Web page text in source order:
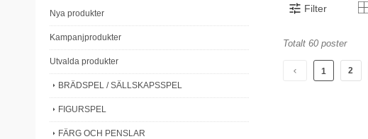
Nya produkter
Kampanjprodukter
Utvalda produkter
BRÄDSPEL / SÄLLSKAPSSPEL
FIGURSPEL
FÄRG OCH PENSLAR
Filter
Totalt 60 poster
1 2